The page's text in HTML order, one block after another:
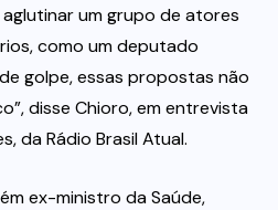
um grupo de atores
como um deputado
golpe, essas propostas não
disse Chioro, em entrevista
da Rádio Brasil Atual.
ex-ministro da Saúde,